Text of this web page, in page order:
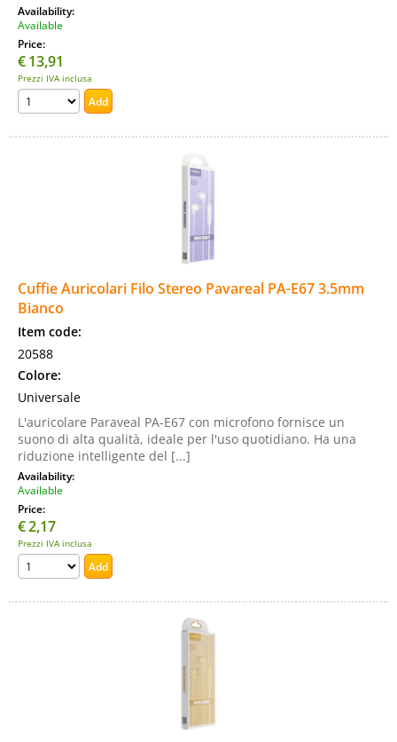
Availability:
Available
Price:
€13,91
Prezzi IVA inclusa
Cuffie Auricolari Filo Stereo Pavareal PA-E67 3.5mm
Bianco
Item code:
20588
Colore:
Universale
L'auricolare Paraveal PA-E67 con microfono fornisce un
suono di alta qualità, ideale per l'uso quotidiano. Ha una
riduzione intelligente del [...]
Availability:
Available
Price:
€2,17
Prezzi IVA inclusa